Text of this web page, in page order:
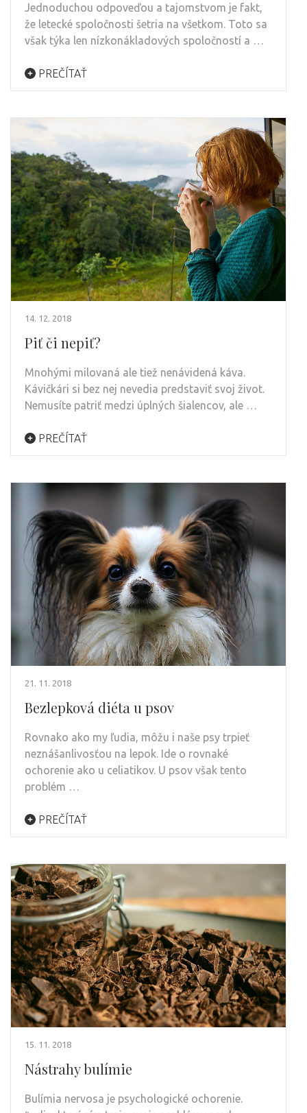
Jednoduchou odpoveďou a tajomstvom je fakt,
že letecké spoločnosti šetria na všetkom. Toto sa
však týka len nízkonákladových spoločností a …
PREČÍTAŤ
14. 12. 2018
Piť či nepiť?
Mnohými milovaná ale tiež nenávidená káva.
Kávičkári si bez nej nevedia predstaviť svoj život.
Nemusíte patriť medzi úplných šialencov, ale …
PREČÍTAŤ
21. 11. 2018
Bezlepková diéta u psov
Rovnako ako my ľudia, môžu i naše psy trpieť
neznášanlivosťou na lepok. Ide o rovnaké
ochorenie ako u celiatikov. U psov však tento
problém …
PREČÍTAŤ
15. 11. 2018
Nástrahy bulímie
Bulímia nervosa je psychologické ochorenie.